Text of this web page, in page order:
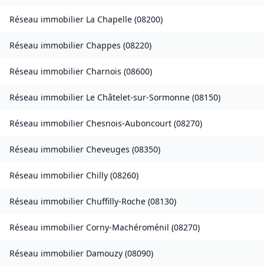
Réseau immobilier La Chapelle (08200)
Réseau immobilier Chappes (08220)
Réseau immobilier Charnois (08600)
Réseau immobilier Le Châtelet-sur-Sormonne (08150)
Réseau immobilier Chesnois-Auboncourt (08270)
Réseau immobilier Cheveuges (08350)
Réseau immobilier Chilly (08260)
Réseau immobilier Chuffilly-Roche (08130)
Réseau immobilier Corny-Machéroménil (08270)
Réseau immobilier Damouzy (08090)